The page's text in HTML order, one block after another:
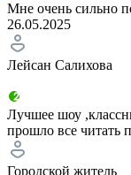
Мне очень сильно
26.05.2025
Лейсан Салихова
Лучшее шоу
прошло все читать
Городской житель